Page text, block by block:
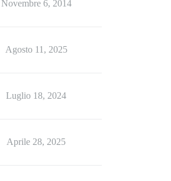
Novembre 6, 2014
Agosto 11, 2025
Luglio 18, 2024
Aprile 28, 2025